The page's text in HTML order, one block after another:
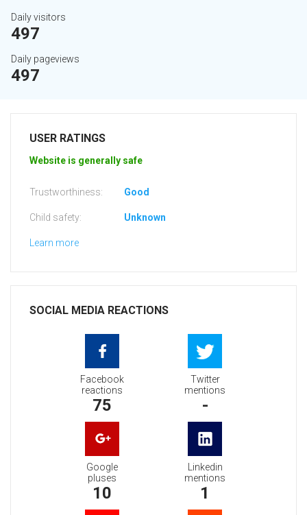
Daily visitors
497
Daily pageviews
497
USER RATINGS
Website is generally safe
Trustworthiness: Good
Child safety: Unknown
Learn more
SOCIAL MEDIA REACTIONS
Facebook
reactions
75
Twitter
mentions
-
Google
pluses
10
Linkedin
mentions
1